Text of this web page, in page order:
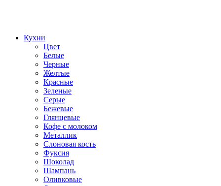
Кухни
Цвет
Белые
Черные
Желтые
Красные
Зеленые
Серые
Бежевые
Глянцевые
Кофе с молоком
Металлик
Слоновая кость
Фуксия
Шоколад
Шампань
Оливковые